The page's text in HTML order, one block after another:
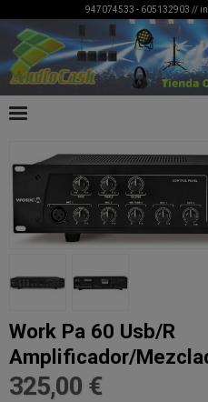
947074533 - 605132903 //
Work Pa 60 Usb/R
Amplificador/
325,00 €